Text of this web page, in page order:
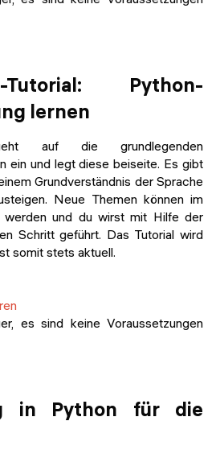
Python-
lernen
auf die grundlegenden
ein und legt diese beiseite. Es gibt
Grundverständnis der Sprache
Neue Themen können im
werden und du wirst mit Hilfe der
Schritt geführt. Das Tutorial wird
somit stets aktuell.
es sind keine Voraussetzungen
in Python für die